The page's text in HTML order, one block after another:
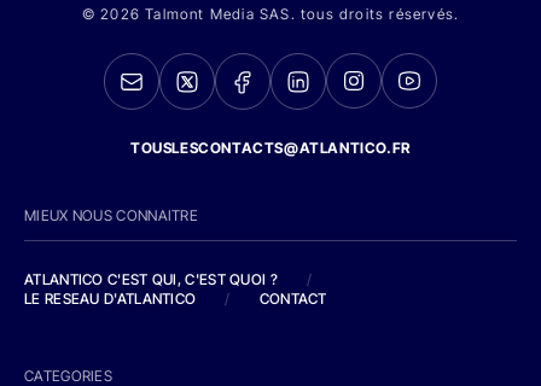
© 2026 Talmont Media SAS. tous droits réservés.
TOUSLESCONTACTS@ATLANTICO.FR
MIEUX NOUS CONNAITRE
ATLANTICO C'EST QUI, C'EST QUOI ?
/
LE RESEAU D'ATLANTICO
/ CONTACT
CATEGORIES